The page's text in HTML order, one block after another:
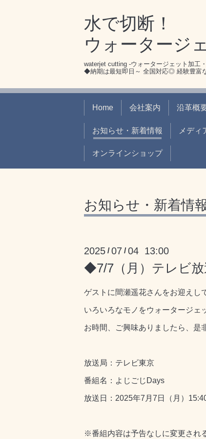
水で切断！
ウォータージ
waterjet cutting -ウォータージェット加工
◆納期は最短即日～ 全国対応◎ 経験豊富
Home 会社案内 沿革概
お知らせ・新着情報 メディ
オンラインショップ
お知らせ・新着情
2025 /07 /04 13:00
◆7/7（月）テレビ
ゲストに間瀬遥花さんをお迎えし
いろいろなモノをウォータージェ
お時間、ご興味ありましたら、是
放送局：テレビ東京
番組名：よじごじDays
放送日：2025年7月7日（月）
※番組内容は予告なしに変更され